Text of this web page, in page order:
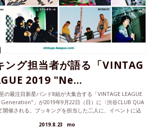
ング担当者が語る「VINTAG
2019 "Ne...
の最注目新星バンド8組が大集合する「VINTAGE LEAGUE
」が2019年9月22日（日）に〈渋谷CLUB QUA
開催される。ブッキングを担当した二人に、イベントに込
2019.8.23 mo